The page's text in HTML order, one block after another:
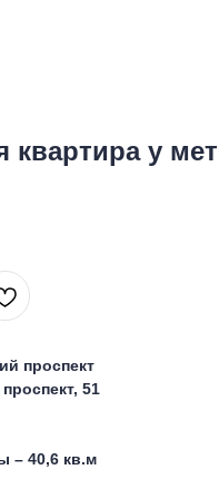
квартира у
проспект
51
– 40,6 кв.м